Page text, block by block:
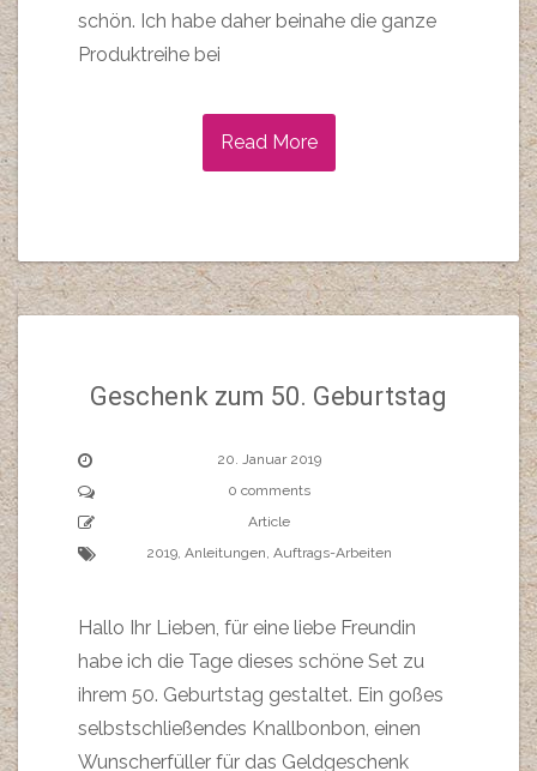
schön. Ich habe daher beinahe die ganze
Produktreihe bei
Read More
Geschenk zum 50. Geburtstag
20. Januar 2019
0 comments
Article
2019, Anleitungen Auftrags-Arbeiten
Hallo Ihr Lieben, für eine liebe Freundin
habe ich die Tage dieses schöne Set zu
ihrem 50. Geburtstag gestaltet. Ein goßes
selbstschließendes Knallbonbon, einen
Wunscherfüller für das Geldgeschenk